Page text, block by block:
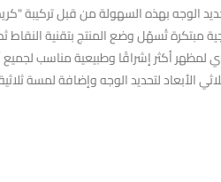
الوجه بهذه السهولة من قبل تركيبة
مبتكرة تُسهّل وضع المنتج بتقنية النقاط
لمظهر أكثر إشراقًا وطبيعية مناسب لجميع
الأبعاد لتحديد الوجه وإضافة لمسة ثلاثية